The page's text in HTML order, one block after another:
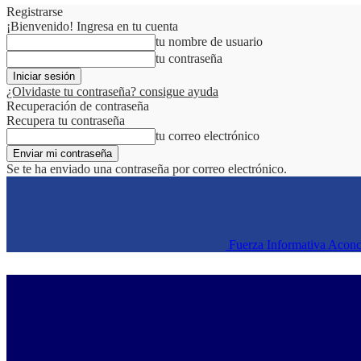
Registrarse
¡Bienvenido! Ingresa en tu cuenta
tu nombre de usuario
tu contraseña
¿Olvidaste tu contraseña? consigue ayuda
Recuperación de contraseña
Recupera tu contraseña
tu correo electrónico
Se te ha enviado una contraseña por correo electrónico.
Fuerza Informativa